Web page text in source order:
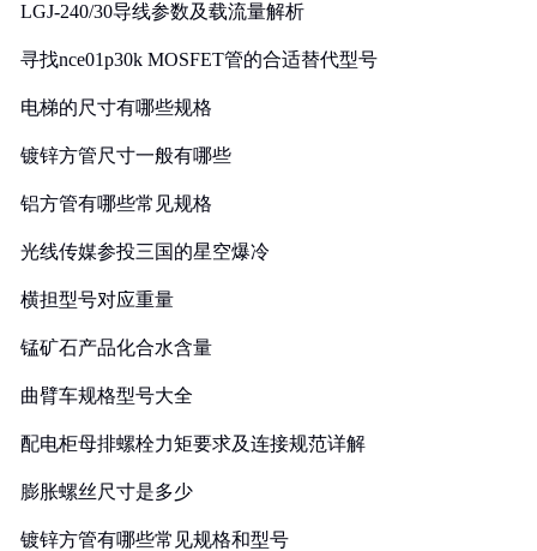
LGJ-240/30导线参数及载流量解析
寻找nce01p30k MOSFET管的合适替代型号
电梯的尺寸有哪些规格
镀锌方管尺寸一般有哪些
铝方管有哪些常见规格
光线传媒参投三国的星空爆冷
横担型号对应重量
锰矿石产品化合水含量
曲臂车规格型号大全
配电柜母排螺栓力矩要求及连接规范详解
膨胀螺丝尺寸是多少
镀锌方管有哪些常见规格和型号